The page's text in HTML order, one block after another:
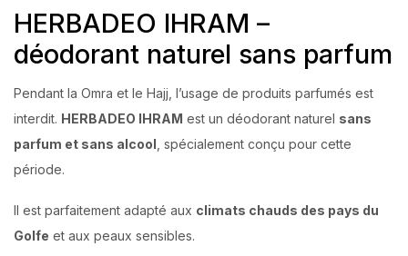
HERBADEO IHRAM –
déodorant naturel sans parfum
Pendant la Omra et le Hajj, l’usage de produits parfumés est
interdit. HERBADEO IHRAM est un déodorant naturel sans
parfum et sans alcool , spécialement conçu pour cette
période.
Il est parfaitement adapté aux climats chauds des pays du
Golfe et aux peaux sensibles.